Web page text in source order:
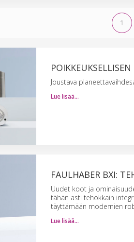
1
Joustava
Lue lisää…
FAULHABER BXI:
Uudet koot ja
tähän asti tehokkain
täyttämään modernien
Lue lisää…